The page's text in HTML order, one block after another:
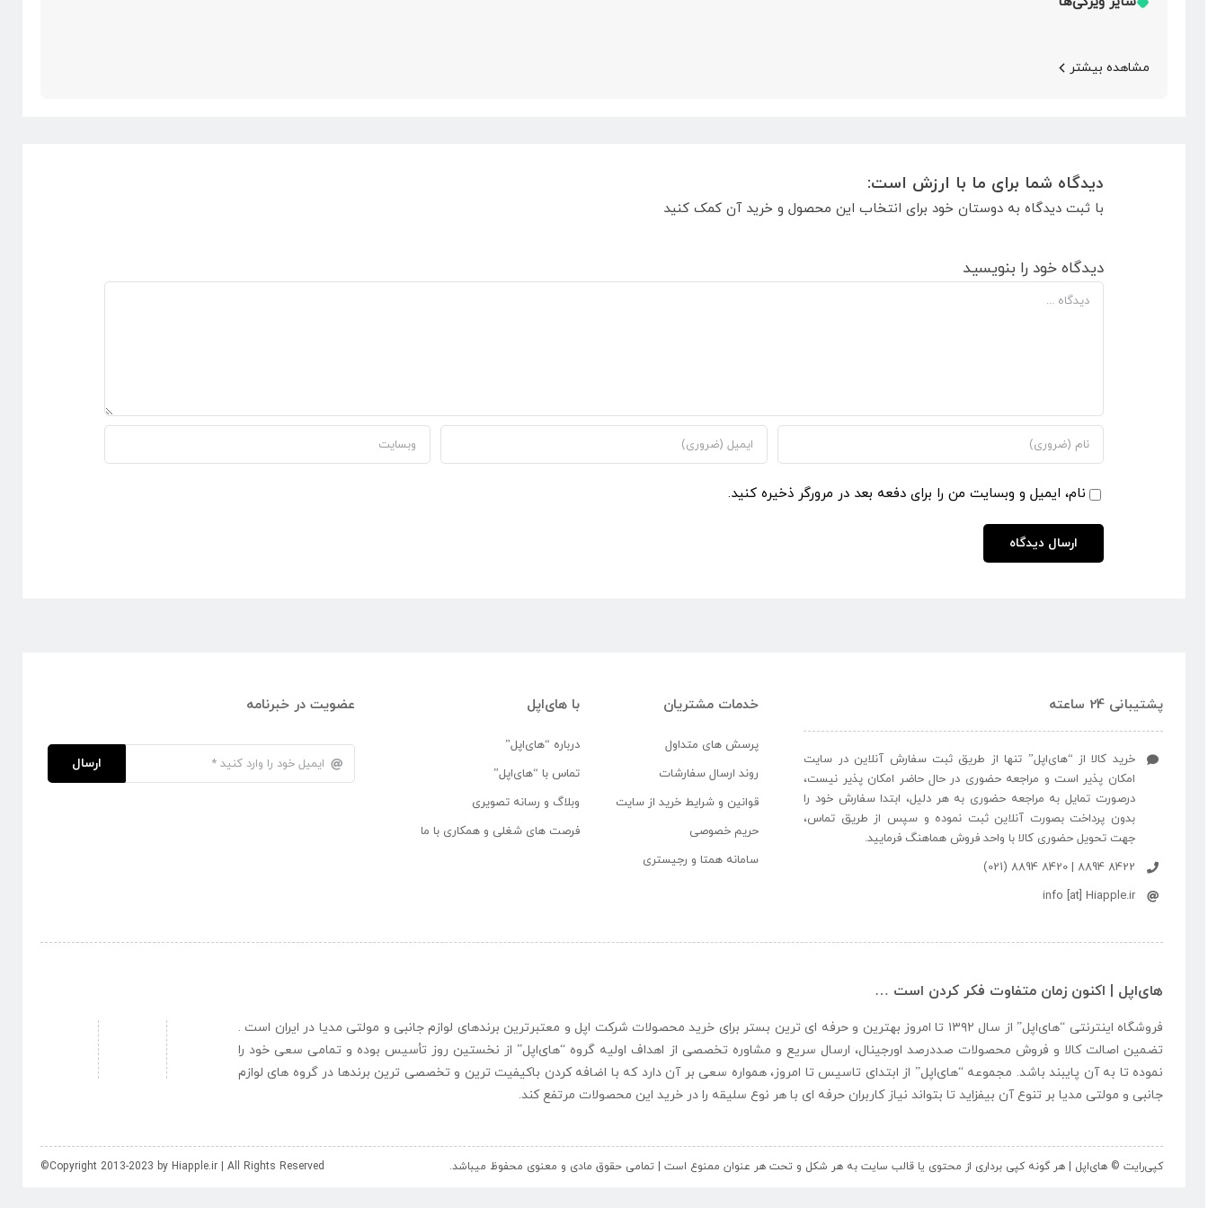
مشاهده بیشتر
دیدگاه شما برای ما با ارزش است:
با ثبت دیدگاه به دوستان خود برای انتخاب این محصول و خرید آن کمک کنید
دیدگاه خود را بنویسید
دیدگاه
نام، ایمیل و وبسایت من را برای دفعه بعد در مرورگر ذخیره کنید.
پشتیبانی 24 ساعته
خرید کالا از “های‌اپل” تنها از طریق ثبت سفارش آنلاین در سایت
امکان پذیر است و مراجعه حضوری در حال حاضر امکان پذیر نیست،
درصورت تمایل به مراجعه حضوری به هر دلیل، ابتدا سفارش خود را
بدون پرداخت بصورت آنلاین ثبت نموده و سپس از طریق تماس،
جهت تحویل حضوری کالا با واحد فروش هماهنگ فرمایید.
8422 8894 | 8420 8894 (021)
info [at] Hiapple.ir
خدمات مشتریان
پرسش های متداول
روند ارسال سفارشات
قوانین و شرایط خرید از سایت
حریم خصوصی
سامانه همتا و رجیستری
با های‌اپل
درباره “های‌اپل”
تماس با “های‌اپل”
وبلاگ و رسانه تصویری
فرصت های شغلی و همکاری با ما
عضویت در خبرنامه
ارسال
های‌اپل | اکنون زمان متفاوت فکر کردن است …
فروشگاه اینترنتی “های‌اپل
” از سال ۱۳۹۲ تا امروز بهترین و حرفه ای ترین بستر برای خرید محصولات شرکت اپل و معتبرترین برندهای لوازم جانبی و مولتی مدیا در ایران است .
تضمین اصالت کالا و فروش محصولات صددرصد اورجینال، ارسال سریع و مشاوره تخصصی از اهداف اولیه گروه “های‌اپل” از نخستین روز تأسیس بوده و تمامی سعی خود را
نموده تا به آن پایبند باشد. مجموعه “های‌اپل” از ابتدای تاسیس تا امروز، همواره سعی بر آن دارد که با اضافه کردن باکیفیت ترین و تخصصی ترین برندها در گروه های لوازم
جانبی و مولتی مدیا بر تنوع آن بیفزاید تا بتواند نیاز کاربران حرفه ای با هر نوع سلیقه را در خرید این محصولات مرتفع کند.
کپی‌رایت © های‌اپل | هر گونه کپی برداری از محتوی یا قالب سایت به هر شکل و تحت هر عنوان ممنوع است | تمامی حقوق مادی و معنوی محفوظ میباشد. ©Copyright 2013-2023 by Hiapple.ir | All Rights Reserved